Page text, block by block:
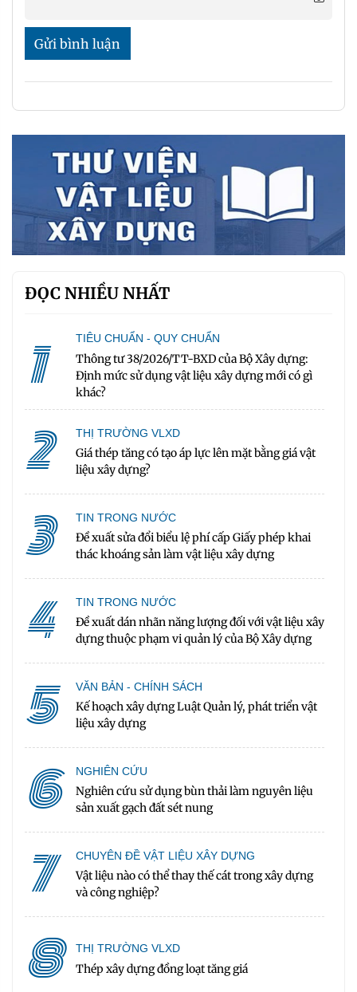
Gửi bình luận
ĐỌC NHIỀU NHẤT
1 TIÊU CHUẨN - QUY CHUẨN
Thông tư 38/2026/TT-BXD của Bộ Xây dựng:
Định mức sử dụng vật liệu xây dựng mới có gì
khác?
2 THỊ TRƯỜNG VLXD
Giá thép tăng có tạo áp lực lên mặt bằng giá vật
liệu xây dựng?
3 TIN TRONG NƯỚC
Đề xuất sửa đổi biểu lệ phí cấp Giấy phép khai
thác khoáng sản làm vật liệu xây dựng
4 TIN TRONG NƯỚC
Đề xuất dán nhãn năng lượng đối với vật liệu xây
dựng thuộc phạm vi quản lý của Bộ Xây dựng
5 VĂN BẢN - CHÍNH SÁCH
Kế hoạch xây dựng Luật Quản lý, phát triển vật
liệu xây dựng
6 NGHIÊN CỨU
Nghiên cứu sử dụng bùn thải làm nguyên liệu
sản xuất gạch đất sét nung
7 CHUYÊN ĐỀ VẬT LIỆU XÂY DỰNG
Vật liệu nào có thể thay thế cát trong xây dựng
và công nghiệp?
8 THỊ TRƯỜNG VLXD
Thép xây dựng đồng loạt tăng giá